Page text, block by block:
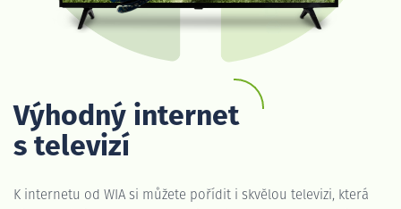
Výhodný internet
s televizí
K internetu od WIA si můžete pořídit i skvělou televizi, která